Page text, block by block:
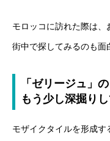
モロッコに訪れた際は、
街中で探してみるのも面
「ゼリージュ」
もう少し深掘り
モザイクタイルを形成